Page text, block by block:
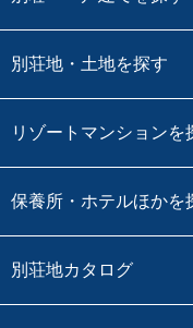
別荘地・土地を探す
リゾートマンションを
保養所・ホテルほかを
別荘地カタログ